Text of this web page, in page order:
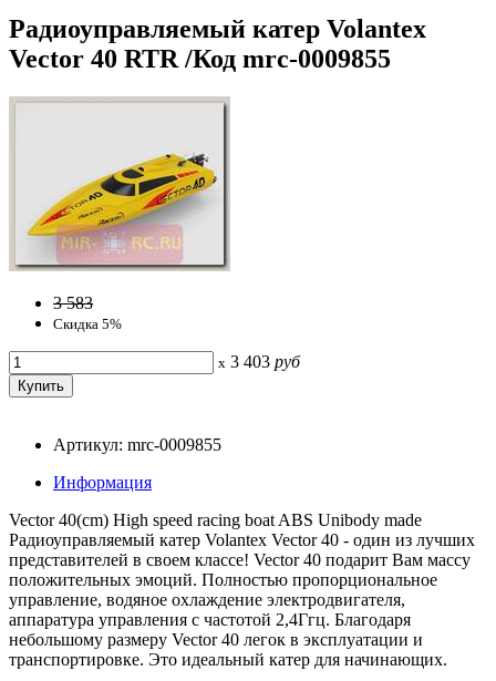
Радиоуправляемый катер Volantex
Vector 40 RTR /Код mrc-0009855
3 583
Скидка 5%
x 3 403 руб
Артикул: mrc-0009855
Информация
Vector 40(cm) High speed racing boat ABS Unibody made
Радиоуправляемый катер Volantex Vector 40 - один из лучших
представителей в своем классе! Vector 40 подарит Вам массу
положительных эмоций. Полностью пропорциональное
управление, водяное охлаждение электродвигателя,
аппаратура управления с частотой 2,4Ггц. Благодаря
небольшому размеру Vector 40 легок в эксплуатации и
транспортировке. Это идеальный катер для начинающих.